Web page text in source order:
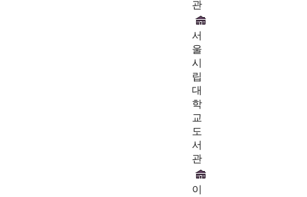
관
서
울
시
립
대
학
교
도
서
관
이